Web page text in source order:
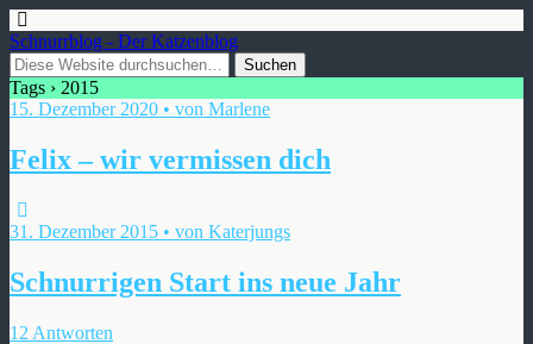
Schnurrblog - Der Katzenblog
Tags › 2015
15. Dezember 2020 • von Marlene
Felix – wir vermissen dich
31. Dezember 2015 • von Katerjungs
Schnurrigen Start ins neue Jahr
12 Antworten